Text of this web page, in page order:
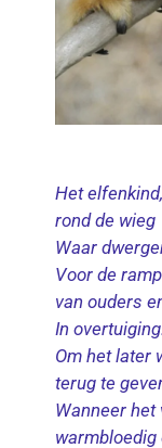
Het elfenkind,
rond de wieg
Waar
Voor de
van ouders
In
Om het later
terug te
Wanneer het
warmbloedig